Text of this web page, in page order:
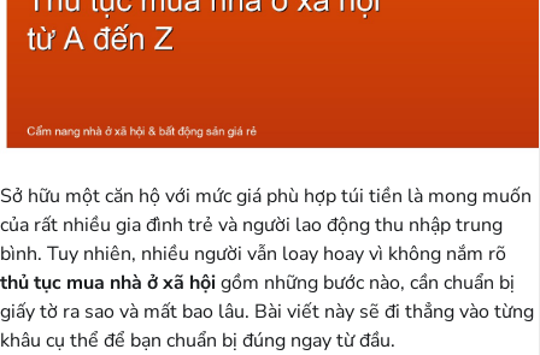
Sở hữu một căn hộ với mức giá phù hợp túi tiền là mong muốn
của rất nhiều gia đình trẻ và người lao động thu nhập trung
bình. Tuy nhiên, nhiều người vẫn loay hoay vì không nắm rõ
thủ tục mua nhà ở xã hộigồm những bước nào, cần chuẩn bị
giấy tờ ra sao và mất bao lâu. Bài viết này sẽ đi thẳng vào từng
khâu cụ thể để bạn chuẩn bị đúng ngay từ đầu.